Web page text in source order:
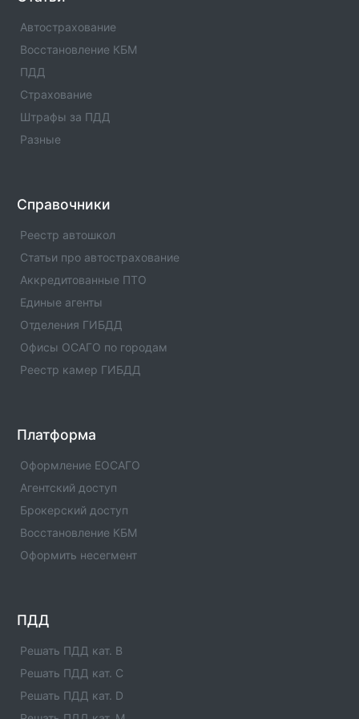
Список официальных автошкол из реестра ГИБДД с
телефонами и адресами в Севастополь. Подбор
параметрам.
поселок городского типа Уренгой
типа Уренгой по категории и другим параметрам.
поселок городского типа Пангоды
Список официальных автошкол из реестра ГИБДД с
телефонами и адресами в поселок городского типа
Пангоды. Подбор автошколы в поселок городского
типа Пангоды по категории и другим параметрам.
село Красноселькуп
телефонами и адресами в село Красноселькуп.
посёлок городского типа Харп
Список официальных автошкол из реестра ГИБДД с
Харп. Подбор автошколы в посёлок городского типа
Харп по категории и другим параметрам.
Список официальных автошкол из реестра ГИБДД с
поселок городского типа Тазовский
телефонами и адресами в поселок городского типа
Тазовский. Подбор автошколы в поселок городского
Автострахование
Восстановление КБМ
ПДД
Страхование
Штрафы за ПДД
Разные
Справочники
Реестр автошкол
Статьи про автострахование
Аккредитованные ПТО
Единые агенты
Отделения ГИБДД
Офисы ОСАГО по городам
Реестр камер ГИБДД
Платформа
Оформление ЕОСАГО
Агентский доступ
Брокерский доступ
Восстановление КБМ
Оформить несегмент
ПДД
Решать ПДД кат. B
Решать ПДД кат. C
Решать ПДД кат. D